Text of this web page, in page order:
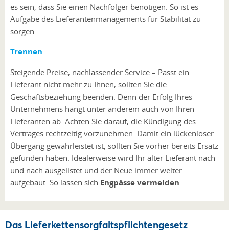
es sein, dass Sie einen Nachfolger benötigen. So ist es
Aufgabe des Lieferantenmanagements für Stabilität zu
sorgen.
Trennen
Steigende Preise, nachlassender Service – Passt ein
Lieferant nicht mehr zu Ihnen, sollten Sie die
Geschäftsbeziehung beenden. Denn der Erfolg Ihres
Unternehmens hängt unter anderem auch von Ihren
Lieferanten ab. Achten Sie darauf, die Kündigung des
Vertrages rechtzeitig vorzunehmen. Damit ein lückenloser
Übergang gewährleistet ist, sollten Sie vorher bereits Ersatz
gefunden haben. Idealerweise wird Ihr alter Lieferant nach
und nach ausgelistet und der Neue immer weiter
aufgebaut. So lassen sich Engpässe vermeiden
Das Lieferkettensorgfaltspflichtengesetz